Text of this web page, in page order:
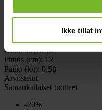
Ikke tillat
Tuotemerkki:Victron Energy
Leveys (cm):14
Korkeus (cm):6
Pituus (cm): 12
Paino (kg): 0,58
Arvostelut
Samankaltaiset tuotteet
-20%